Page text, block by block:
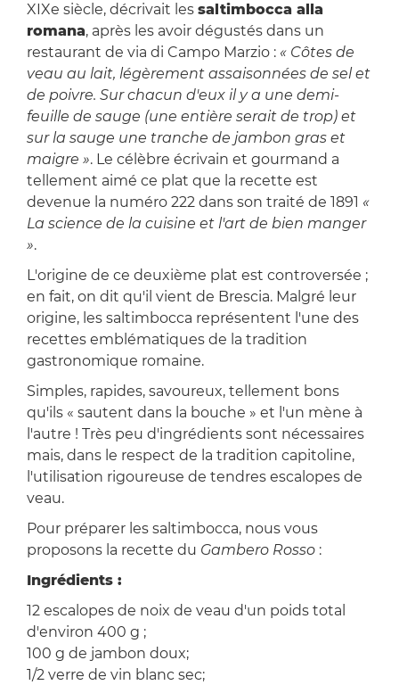
XIXe siècle, décrivait les saltimbocca alla
romana, après les avoir dégustés dans un
restaurant de via di Campo Marzio :« Côtes de
veau au lait, légèrement assaisonnées de sel et
de poivre. Sur chacun d'eux il y a une demi-
feuille de sauge (une entière serait de trop) et
sur la sauge une tranche de jambon gras et
maigre ». Le célèbre écrivain et gourmand a
tellement aimé ce plat que la recette est
devenue la numéro 222 dans son traité de 1891 «
La science de la cuisine et l'art de bien manger
».
L'origine de ce deuxième plat est controversée ;
en fait, on dit qu'il vient de Brescia. Malgré leur
origine, les saltimbocca représentent l'une des
recettes emblématiques de la tradition
gastronomique romaine.
Simples, rapides, savoureux, tellement bons
qu'ils « sautent dans la bouche » et l'un mène à
l'autre ! Très peu d'ingrédients sont nécessaires
mais, dans le respect de la tradition capitoline,
l'utilisation rigoureuse de tendres escalopes de
veau.
Pour préparer les saltimbocca, nous vous
proposons la recette du Gambero Rosso:
Ingrédients :
12 escalopes de noix de veau d'un poids total
d'environ 400 g ;
100 g de jambon doux;
1/2 verre de vin blanc sec;